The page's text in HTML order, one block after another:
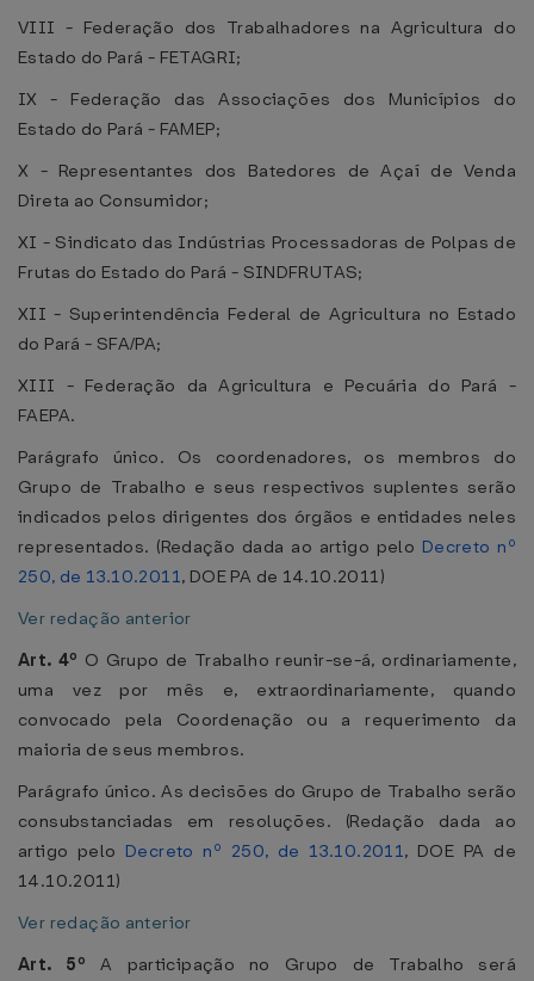
VIII - Federação dos Trabalhadores na Agricultura do
Estado do Pará - FETAGRI;
IX - Federação das Associações dos Municípios do
Estado do Pará - FAMEP;
X - Representantes dos Batedores de Açaí de Venda
Direta ao Consumidor;
XI - Sindicato das Indústrias Processadoras de Polpas de
Frutas do Estado do Pará - SINDFRUTAS;
XII - Superintendência Federal de Agricultura no Estado
do Pará - SFA/PA;
XIII - Federação da Agricultura e Pecuária do Pará -
FAEPA.
Parágrafo único. Os coordenadores, os membros do
Grupo de Trabalho e seus respectivos suplentes serão
indicados pelos dirigentes dos órgãos e entidades neles
representados. (Redação dada ao artigo pelo Decreto nº
250, de 13.10.2011, DOE PA de 14.10.2011)
Ver redação anterior
Art. 4º O Grupo de Trabalho reunir-se-á, ordinariamente,
uma vez por mês e, extraordinariamente, quando
convocado pela Coordenação ou a requerimento da
maioria de seus membros.
Parágrafo único. As decisões do Grupo de Trabalho serão
consubstanciadas em resoluções. (Redação dada ao
artigo pelo Decreto nº 250, de 13.10.2011, DOE PA de
14.10.2011)
Ver redação anterior
Art. 5º A participação no Grupo de Trabalho será